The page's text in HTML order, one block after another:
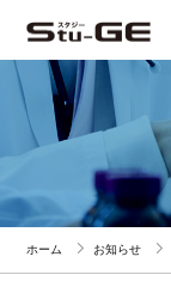
ホーム お知らせ